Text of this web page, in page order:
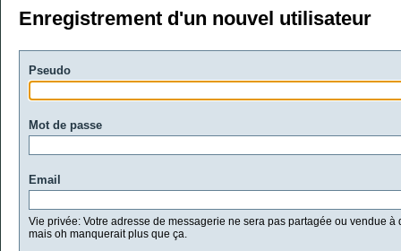
Enregistrement d'un nouvel utilisateur
Pseudo
Mot de passe
Email
Vie privée: Votre adresse de messagerie ne sera pas partagée ou vendue à
mais oh manquerait plus que ça.